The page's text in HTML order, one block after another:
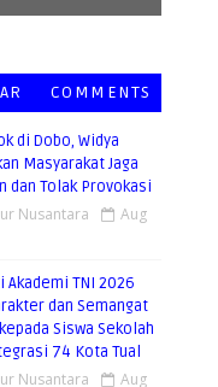
COMMENTS
di Dobo, Widya
Masyarakat Jaga
dan Tolak Provokasi
Nusantara
Aug
Akademi TNI 2026
dan Semangat
Siswa Sekolah
74 Kota Tual
Nusantara Aug